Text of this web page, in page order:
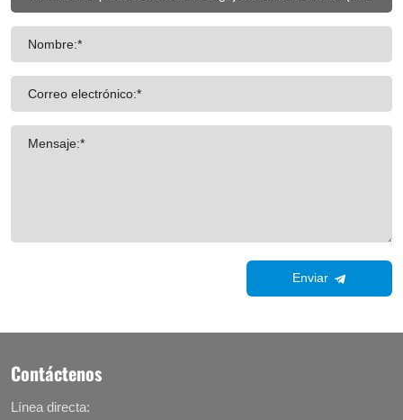
Nombre:*
Correo electrónico:*
Mensaje:*
Enviar
Contáctenos
Línea directa: